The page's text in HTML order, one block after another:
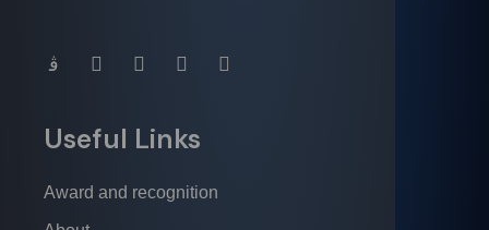
Useful Links
Award and recognition